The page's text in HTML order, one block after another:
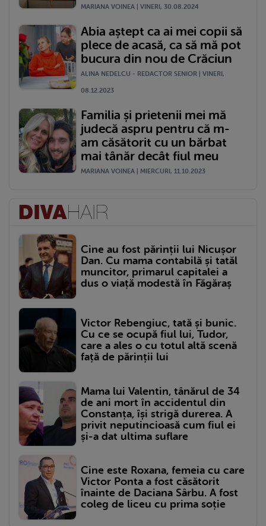
MARIANA VOINEA | VINERI, 30.08.2024
Abia aștept ca ai mei copii să
plece de acasă, ca să mă pot
bucura din nou de Crăciun
ALINA NEDELCU - REDACTOR SENIOR | VINERI,
08.12.2023
Familia și prietenii mei mă
judecă aspru pentru că m-
am căsătorit cu un bărbat
mai tânăr decât fiul meu
MARIANA VOINEA | MIERCURI, 11.10.2023
Cine au fost părinții lui Nicușor
Dan. Cu mama contabilă și tatăl
muncitor, primarul capitalei a
dus o viață modestă în Făgăraș
Victor Rebengiuc, tată și bunic.
Cu ce se ocupă fiul lui, Tudor,
care a ales o cu totul altă scenă
față de părinții lui
Mama lui Valentin, tânărul de 34
de ani mort în accidentul din
Constanța, își strigă durerea. A
privit neputincioasă cum fiul ei
și-a dat ultima suflare
Cine este Roxana, femeia cu care
Victor Ponta a fost căsătorit
înainte de Daciana Sârbu. A fost
coleg de liceu cu prima soție